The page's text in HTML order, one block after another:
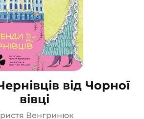
словники (55)
(1)
від Чорної
вівці
Венгринюк